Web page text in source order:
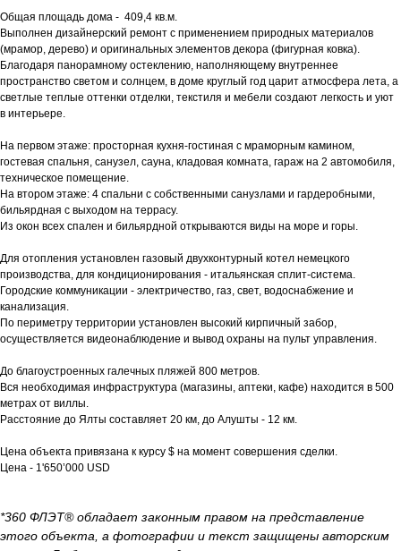
Общая площадь дома - 409,4 кв.м.
Выполнен дизайнерский ремонт с применением природных материалов
(мрамор, дерево) и оригинальных элементов декора (фигурная ковка).
Благодаря панорамному остеклению, наполняющему внутреннее
пространство светом и солнцем, в доме круглый год царит атмосфера лета, а
светлые теплые оттенки отделки, текстиля и мебели создают легкость и уют
в интерьере.
На первом этаже: просторная кухня-гостиная с мраморным камином,
гостевая спальня, санузел, сауна, кладовая комната, гараж на 2 автомобиля,
техническое помещение.
На втором этаже: 4 спальни с собственными санузлами и гардеробными,
бильярдная с выходом на террасу.
Из окон всех спален и бильярдной открываются виды на море и горы.
Для отопления установлен газовый двухконтурный котел немецкого
производства, для кондиционирования - итальянская сплит-система.
Городские коммуникации - электричество, газ, свет, водоснабжение и
канализация.
По периметру территории установлен высокий кирпичный забор,
осуществляется видеонаблюдение и вывод охраны на пульт управления.
До благоустроенных галечных пляжей 800 метров.
Вся необходимая инфраструктура (магазины, аптеки, кафе) находится в 500
метрах от виллы.
Расстояние до Ялты составляет 20 км, до Алушты - 12 км.
Цена объекта привязана к курсу $ на момент совершения сделки.
Цена - 1'650’000 USD
*360 ФЛЭТ® обладает законным правом на представление
этого объекта, а фотографии и текст защищены авторским